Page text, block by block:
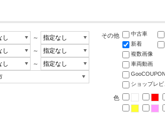
～
～
～
その他 中古車
新着
複数画像
車両動画
GooCOUPON
ショップレビ
色